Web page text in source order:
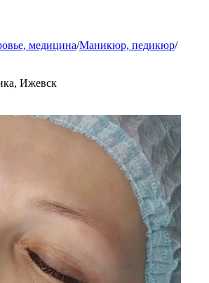
медицина/Маникюр, педикюр/
Ижевск